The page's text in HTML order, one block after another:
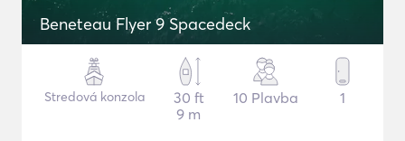
Beneteau Flyer 9 Spacedeck
Stredová konzola
30 ft
9 m
10 Plavba 1